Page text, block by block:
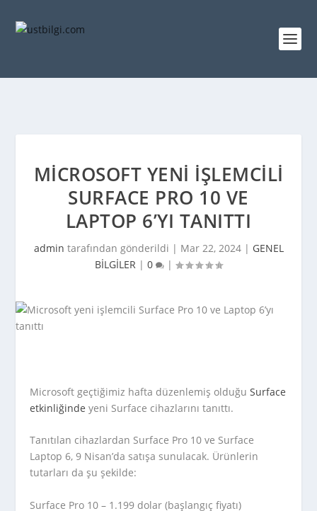
MICROSOFT YENI IŞLEMCILI
SURFACE PRO 10 VE
LAPTOP 6’YI TANITTI
admin tarafından gönderildi | Mar 22, 2024| GENEL
BİLGİLER | 0 |
Microsoft geçtiğimiz hafta düzenlemiş olduğuSurface
etkinliğinde yeni Surface cihazlarını tanıttı.
Tanıtılan cihazlardan Surface Pro 10 ve Surface
Laptop 6, 9 Nisan’da satışa sunulacak. Ürünlerin
tutarları da şu şekilde:
Surface Pro 10 – 1.199 dolar (başlangıç fiyatı)